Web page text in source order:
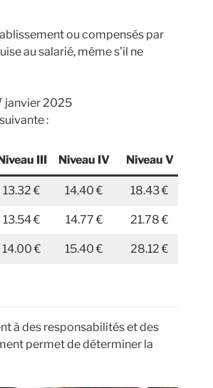
ou compensés par
au salarié, même s’il ne
janvier 2025
:
III Niveau IV Niveau V
13.32 € 14.40 € 18.43 €
13.54 € 14.77 € 21.78 €
14.00 € 15.40 € 28.12 €
à des responsabilités et des
permet de déterminer la